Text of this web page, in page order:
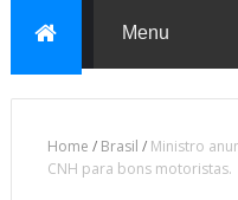
Home / Brasil / Ministro
CNH para bons motoristas.